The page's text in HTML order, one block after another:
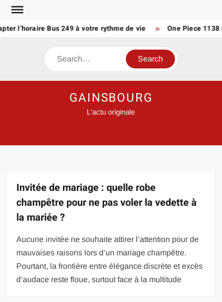
Skip
content
Bus 249 à votre rythme de vie One Piece 1138
Search
GAINSBOURG
L'actu originale
Invitée de mariage : quelle robe
champêtre pour ne pas voler la vedette à
la mariée ?
Aucune invitée ne souhaite attirer l’attention pour de
mauvaises raisons lors d’un mariage champêtre.
Pourtant, la frontière entre élégance discrète et excès
d’audace reste floue, surtout face à la multitude